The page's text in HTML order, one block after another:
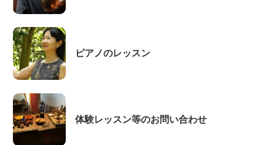
ピアノのレッスン
体験レッスン等のお問い合わせ